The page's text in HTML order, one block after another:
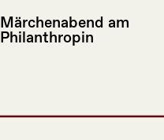
Märchenabend am
Philanthropin